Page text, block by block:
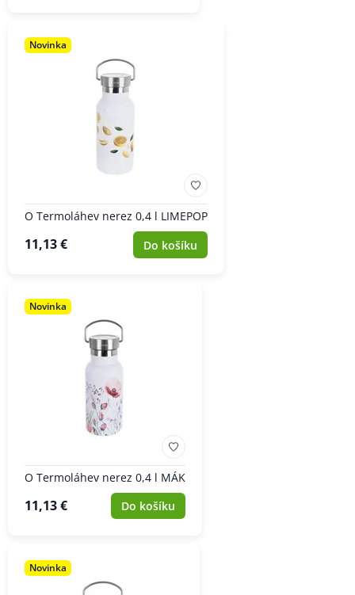
Novinka
O Termoláhev nerez 0,4 l LIMEPOP
11,13 € Do košíku
Novinka
O Termoláhev nerez 0,4 l MÁK
11,13 € Do košíku
Novinka